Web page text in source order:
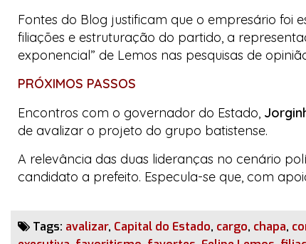
Fontes do Blog justificam que o empresário foi
filiações e estruturação do partido, a
exponencial” de Lemos nas pesquisas de
PRÓXIMOS PASSOS
Encontros com o governador do Estado,
de avalizar o projeto do grupo batistense.
A relevância das duas lideranças no cenário
candidato a prefeito. Especula-se que, com
Tags: avalizar, Capital do Estado, cargo, chapa,